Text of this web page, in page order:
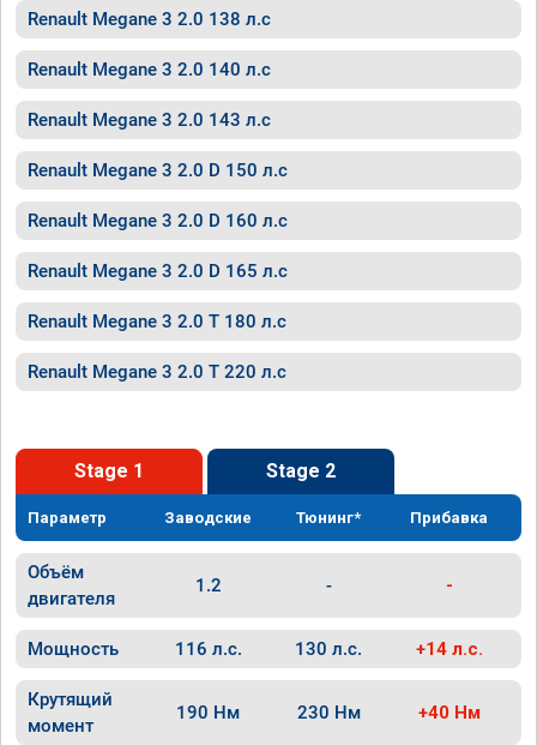
Renault Megane 3 2.0 138 л.с
Renault Megane 3 2.0 140 л.с
Renault Megane 3 2.0 143 л.с
Renault Megane 3 2.0 D 150 л.с
Renault Megane 3 2.0 D 160 л.с
Renault Megane 3 2.0 D 165 л.с
Renault Megane 3 2.0 T 180 л.с
Renault Megane 3 2.0 T 220 л.с
Stage 1 Stage 2
Параметр Заводские Тюнинг* Прибавка
Объём
двигателя
1.2 - -
Мощность 116 л.с. 130 л.с. +14 л.с.
Крутящий
момент
190 Нм 230 Нм +40 Нм